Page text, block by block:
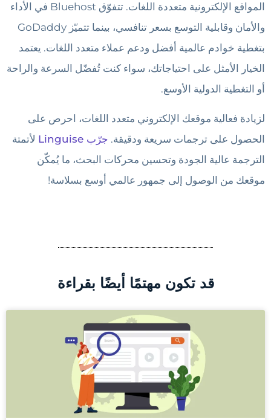
المواقع الإلكترونية متعددة اللغات. تتفوّق Bluehost في الأداء
والأمان وقابلية التوسع بسعر تنافسي، بينما تتميّز GoDaddy
بتغطية خوادم عالمية أفضل ودعم عملاء متعدد اللغات. يعتمد
الخيار الأمثل على احتياجاتك، سواء كنت تُفضّل السرعة والراحة
أو التغطية الدولية الأوسع.
لزيادة فعالية موقعك الإلكتروني متعدد اللغات، احرص على
الحصول على ترجمات سريعة ودقيقة. جرّب Linguise
لأتمتة
الترجمة عالية الجودة وتحسين محركات البحث، ما يُمكّن
موقعك من الوصول إلى جمهور عالمي أوسع بسلاسة!
قد تكون مهتمًا أيضًا بقراءة